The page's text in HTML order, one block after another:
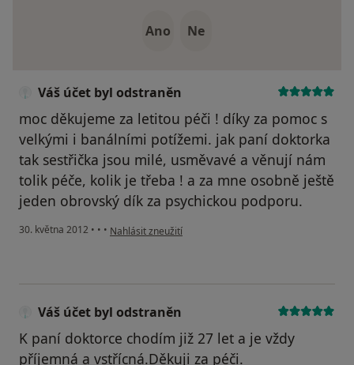
Ano Ne
Váš účet byl odstraněn
moc děkujeme za letitou péči ! díky za pomoc s
velkými i banálními potížemi. jak paní doktorka
tak sestřička jsou milé, usměvavé a věnují nám
tolik péče, kolik je třeba ! a za mne osobně ještě
jeden obrovský dík za psychickou podporu.
30. května 2012 • • • podle názoru uživatele Váš účet byl odstraněn
Nahlásit zneužití
Váš účet byl odstraněn
K paní doktorce chodím již 27 let a je vždy
příjemná a vstřícná.Děkuji za péči.